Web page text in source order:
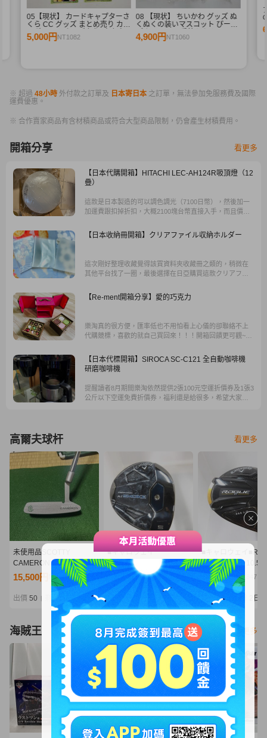
05【現状】 カードキャプターさ
くら CC グッズ まとめ売り カー
ドダス マスターズ 初版 木之本
桜 少狼 他
5,000円 NT1082
08 【現状】 ちいかわ グッズ ぬ
くぬくの装いマスコット ぴーぽ
ぽぬいぐるみ 季節だもんマスコ
ット うさぎ ハチワレ 他
4,900円 NT1060
※ 超過 48小時 外付款之訂單及 日本寄日本 之訂單，無法參加免服務費及國際
運費優惠。
※ 合作賣家商品有含材積商品或符合大型商品限制，仍會產生材積費用。
開箱分享 看更多
【日本代購開箱】HITACHI LEC-AH124R吸頂燈（12
疊）
這款是日本製造的可以調色調光（7100日幣），然後加一
加運費跟扣掉折扣，大概2100塊台幣直接入手，而且價差
算，像這類的商品就很推薦海外網購。
【日本收納冊開箱】クリアファイル収納ホルダー
這次剛好整理收藏覺得該買資料夾收藏冊之類的，稍微在
其他平台找了一圈，最後選擇在日亞購買這款クリアファ
殼，內容物有2本收納冊+外殼，有外殼入櫃收納很方便。
【Re-ment開箱分享】愛的巧克力
樂淘真的很方便，匯率低也不用怕看上心儀的卻聯絡不上
代購競標，喜歡的就自己買回來！！！開箱回饋更可觀~~
【日本代標開箱】SIROCA SC-C121 全自動咖啡機
研磨咖啡機
提醒讀者8月期間樂淘依然提供2張100元空運折價券及1張3
公斤以下空運免費折價券，福利還是給很多，希望大家可
高爾夫球杆 看更多
未使用品SCOTTY
CAMERON スコッティキ
ャメロン パター Lucky
Clover SELECT ニューポ
ート2 ラッキークローバ
ー33インチ ヘッドカバ
15,500円 NT3,354
出價 50 剩餘
■キャロウェイ
■PARADYM Ai SMOKE
MAX
5W■5W■S■SPEEDER
NX BLACK 50■中古■1円
～
12,200円NT2,640
出價33 剩餘 2日
■キャロウェイ
ST ◆◆◆ LS 10.5°
WHITE 75(2022)■
古■1円～
8,537円NT1,847
出價28 2日
海賊王 看更多